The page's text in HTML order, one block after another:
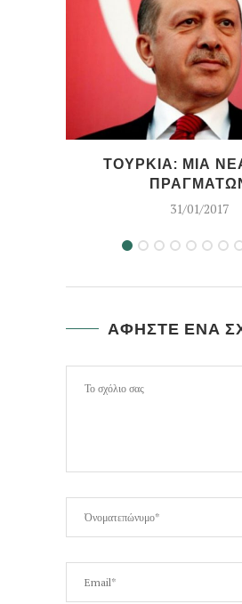
ΤΟΥΡΚΙΑ: ΜΙΑ
31/01/2017
ΑΦΗΣΤΕ ΕΝΑ